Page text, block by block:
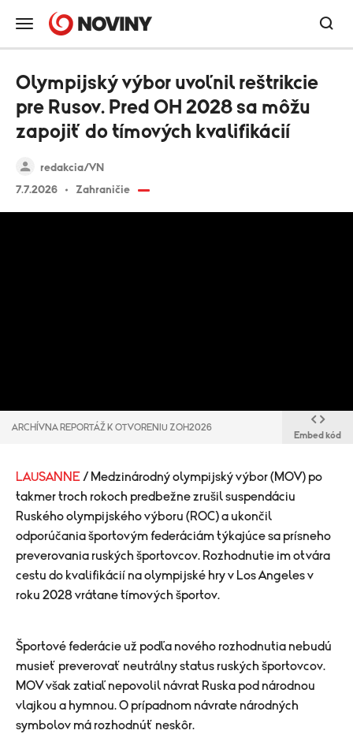
redakcia/VN
7.7.2026
Zahraničie
Olympijský výbor uvoľnil reštrikcie
pre Rusov. Pred OH 2028 sa môžu
zapojiť do tímových kvalifikácií
ARCHÍVNA REPORTÁŽ K OTVORENIU ZOH2026
Embed kód
LAUSANNE / Medzinárodný olympijský výbor (MOV) po
takmer troch rokoch predbežne zrušil suspendáciu
Ruského olympijského výboru (ROC) a ukončil
odporúčania športovým federáciám týkajúce sa prísneho
preverovania ruských športovcov. Rozhodnutie im otvára
cestu do kvalifikácií na olympijské hry v Los Angeles v
roku 2028 vrátane tímových športov.
Športové federácie už podľa nového rozhodnutia nebudú
musieť preverovať neutrálny status ruských športovcov.
MOV však zatiaľ nepovolil návrat Ruska pod národnou
vlajkou a hymnou. O prípadnom návrate národných
symbolov má rozhodnúť neskôr.